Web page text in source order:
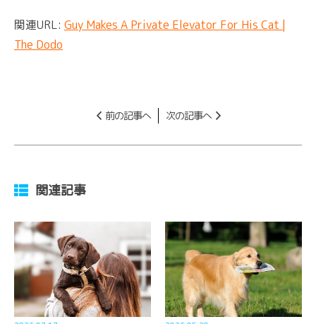
関連URL: Guy Makes A Private Elevator For His Cat |
The Dodo
前の記事へ 次の記事へ
関連記事